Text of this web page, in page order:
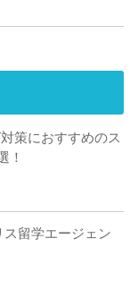
策におすすめのス
！
ス留学エージェン